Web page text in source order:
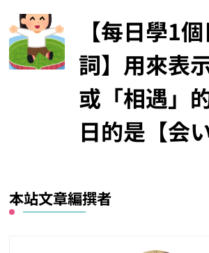
【每日學1
詞】用來表
或「相遇」
日的是【会
本站文章編撰者